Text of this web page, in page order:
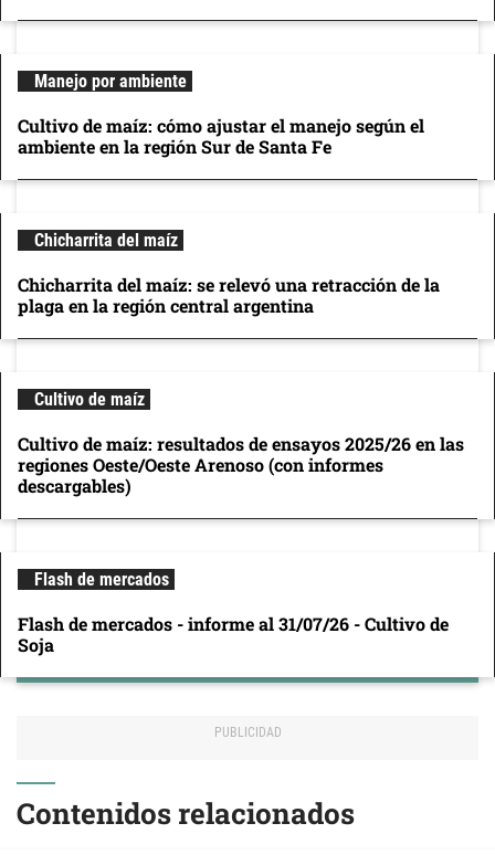
Manejo por ambiente
Cultivo de maíz: cómo ajustar el manejo según el
ambiente en la región Sur de Santa Fe
Chicharrita del maíz
Chicharrita del maíz: se relevó una retracción de la
plaga en la región central argentina
Cultivo de maíz
Cultivo de maíz: resultados de ensayos 2025/26 en las
regiones Oeste/Oeste Arenoso (con informes
descargables)
Flash de mercados
Flash de mercados - informe al 31/07/26 - Cultivo de
Soja
Contenidos relacionados